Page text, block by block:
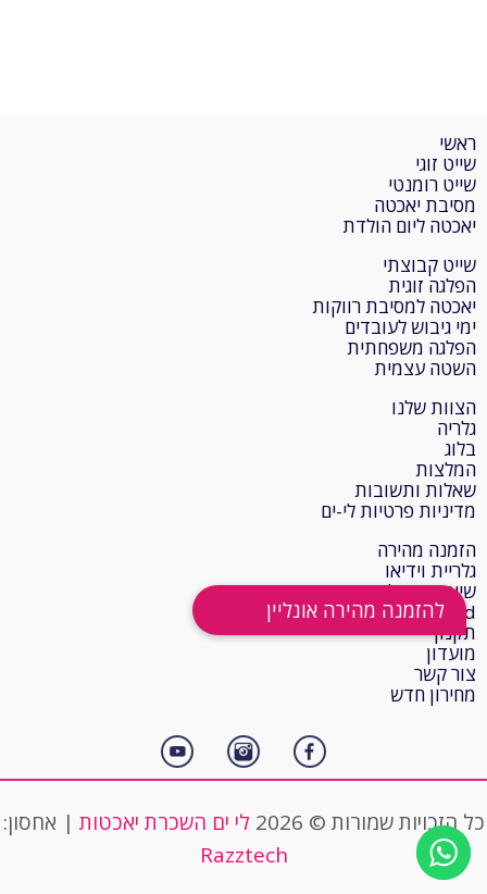
ראשי
שייט זוגי
שייט רומנטי
מסיבת יאכטה
יאכטה ליום הולדת
שייט קבוצתי
הפלגה זוגית
יאכטה למסיבת רווקות
ימי גיבוש לעובדים
הפלגה משפחתית
השטה עצמית
הצוות שלנו
גלריה
בלוג
המלצות
שאלות ותשובות
מדיניות פרטיות לי-ים
הזמנה מהירה
גלריית וידיאו
שייט בהרצליה
Gift Card
תקנון
מועדון
צור קשר
מחירון חדש
כל הזכויות שמורות © 2026 לי ים השכרת יאכטות | אחסון:
Razztech